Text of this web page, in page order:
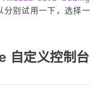
分别试用一下，选择一
自定义控制台